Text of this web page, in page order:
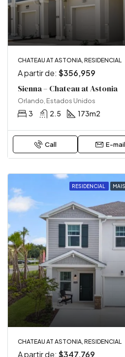
CHATEAU AT ASTONIA, RESIDENCIAL
A partir de: $356,959
Sienna – Chateau at Astonia
Orlando, Estados Unidos
3 2.5 173m2
Call E-mail
RESIDENCIAL
CHATEAU AT ASTONIA, RESIDENCIAL
A partir de: $347,769